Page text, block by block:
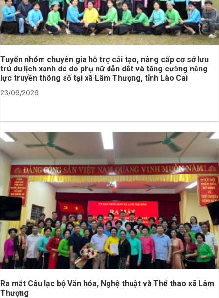
Tuyển nhóm chuyên gia hỗ trợ cải tạo, nâng cấp cơ sở lưu
trú du lịch xanh do do phụ nữ dẫn dắt và tăng cường năng
lực truyền thông số tại xã Lâm Thượng, tỉnh Lào Cai
23/06/2026
Ra mắt Câu lạc bộ Văn hóa, Nghệ thuật và Thể thao xã Lâm
Thượng